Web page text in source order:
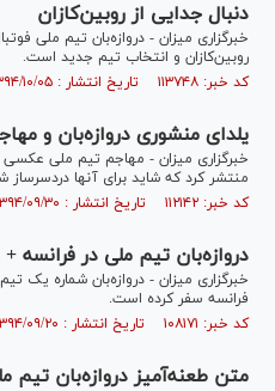
دنبال جدایی از روبین‌کازان
خبرگزاری میزان - دروازه‌بان تیم ملی
روبین‌کازان و انتخاب تیم جدید است.
کد خبر: ۱۱۳۷۴۸ تاریخ انتشار : ۱۳۹۴/۱۰/۰۵
یلدای منشوری دروازه‌بان و
خبرگزاری میزان - مهاجم تیم ملی عکسی
منتشر کرد که شاید برای آنها دردسرساز
کد خبر: ۱۱۲۱۴۲ تاریخ انتشار : ۱۳۹۴/۰۹/۳۰
دروازه‌بان تیم ملی در
خبرگزاری میزان - دروازه‌بان شماره یک
فرانسه سفر کرده است.
کد خبر: ۱۰۸۱۷۱ تاریخ انتشار : ۱۳۹۴/۰۹/۲۰
متن طعنه‌آمیز دروازه‌بان تیم